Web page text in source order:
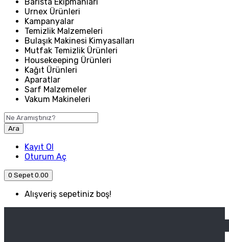
Urnex Ürünleri
Kampanyalar
Temizlik Malzemeleri
Bulaşık Makinesi Kimyasalları
Mutfak Temizlik Ürünleri
Housekeeping Ürünleri
Kağıt Ürünleri
Aparatlar
Sarf Malzemeler
Vakum Makineleri
Ara
Kayıt Ol
Oturum Aç
0 Sepet 0.00
Alışveriş sepetiniz boş!